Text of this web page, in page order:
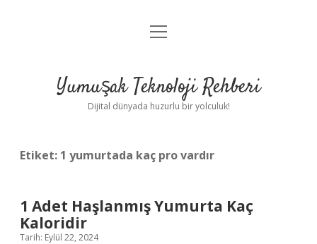
Anasayfa
Yasal Uyarı
menüyü
Yumuşak Teknoloji Rehberi
Dijital dünyada huzurlu bir yolculuk!
Etiket: 1 yumurtada kaç pro vardır
1 Adet Haşlanmış Yumurta Kaç
Kaloridir
Tarih: Eylül 22, 2024